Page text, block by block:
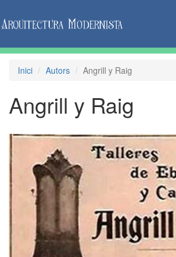
Inici Autors Angrill y Raig
Angrill y Raig